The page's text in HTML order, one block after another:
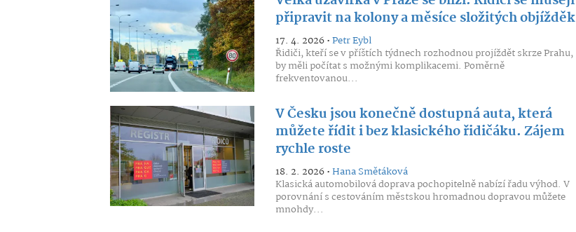
připravit na kolony a měsíce složitých objížděk
17. 4. 2026 •Petr Eybl
Řidiči, kteří se v příštích týdnech rozhodnou projíždět skrze Prahu,
by měli počítat s možnými komplikacemi. Poměrně
frekventovanou...
V Česku jsou konečně dostupná auta, která
můžete řídit i bez klasického řidičáku. Zájem
rychle roste
18. 2. 2026 •Hana Smětáková
Klasická automobilová doprava pochopitelně nabízí řadu výhod. V
porovnání s cestováním městskou hromadnou dopravou můžete
mnohdy...